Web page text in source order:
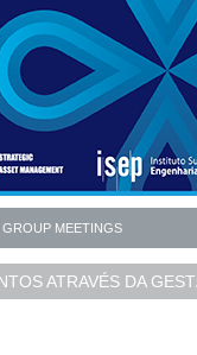
GROUP MEETINGS
ATRAVÉS DA